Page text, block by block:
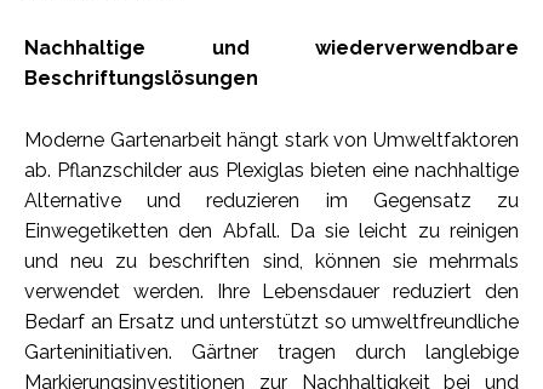
Nachhaltige und wiederverwendbare
Beschriftungslösungen
Moderne Gartenarbeit hängt stark von Umweltfaktoren
ab. Pflanzschilder aus Plexiglas bieten eine nachhaltige
Alternative und reduzieren im Gegensatz zu
Einwegetiketten den Abfall. Da sie leicht zu reinigen
und neu zu beschriften sind, können sie mehrmals
verwendet werden. Ihre Lebensdauer reduziert den
Bedarf an Ersatz und unterstützt so umweltfreundliche
Garteninitiativen. Gärtner tragen durch langlebige
Markierungsinvestitionen zur Nachhaltigkeit bei und